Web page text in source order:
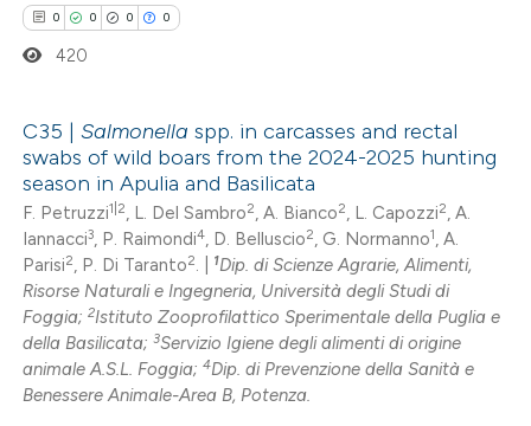
of the citation, a
describing whether
in which section the
was made.
0 0 0 0
Citing Publications
Supporting
Mentioning
Contrasting
how this article has been
420
C35 |Salmonella spp. in carcasses and rectal
swabs of wild boars from the 2024-2025 hunting
season in Apulia and Basilicata
F. Petruzzi1|2, L. Del Sambro2, A. Bianco2, L. Capozzi2, A.
Iannacci3, P. Raimondi4, D. Belluscio2, G. Normanno1, A.
Parisi2, P. Di Taranto2. | 1Dip. di Scienze Agrarie, Alimenti,
Risorse Naturali e Ingegneria, Università degli Studi di
Foggia;2Istituto Zooprofilattico Sperimentale della Puglia e
della Basilicata;3Servizio Igiene degli alimenti di origine
animale A.S.L. Foggia;4Dip. di Prevenzione della Sanità e
Benessere Animale-Area B, Potenza.